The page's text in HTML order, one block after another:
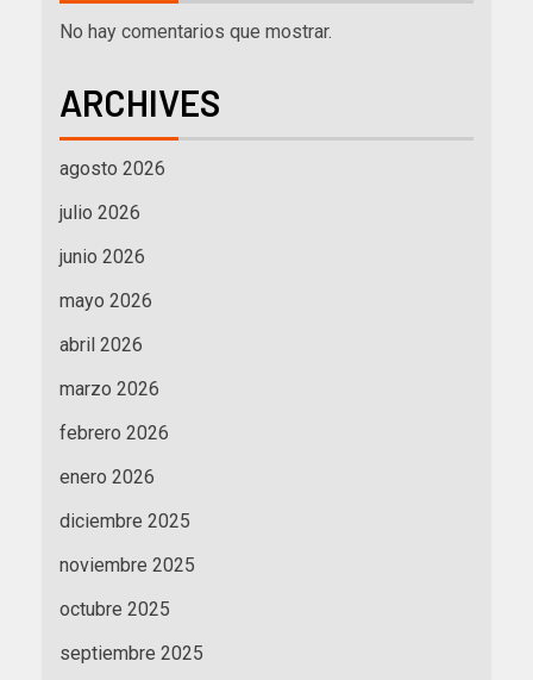
No hay comentarios que mostrar.
ARCHIVES
agosto 2026
julio 2026
junio 2026
mayo 2026
abril 2026
marzo 2026
febrero 2026
enero 2026
diciembre 2025
noviembre 2025
octubre 2025
septiembre 2025